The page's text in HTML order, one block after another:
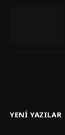
YENI YAZILAR